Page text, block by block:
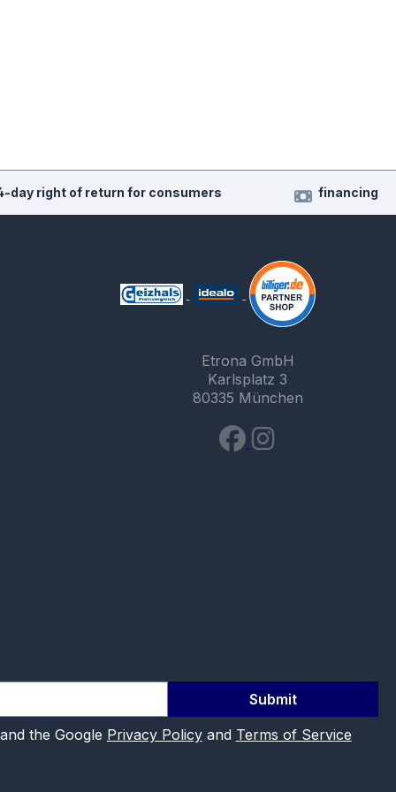
day right of return for consumers financing
Etrona GmbH
Karlsplatz 3
80335 München
Submit
the Google Privacy Policyand Terms of Service